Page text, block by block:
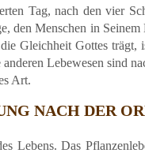
Tag, nach den vier
den Menschen in
Gleichheit Gottes trägt,
Lebewesen sind
Art.
NACH DER
Lebens. Das